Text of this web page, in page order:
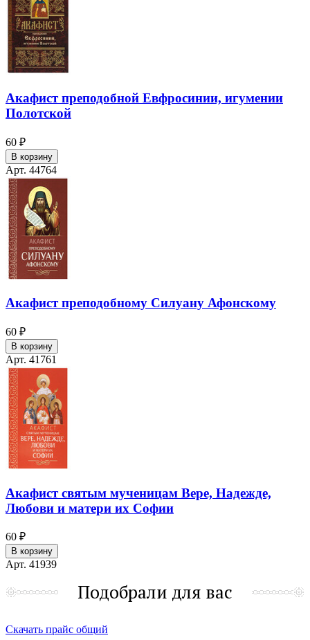
Акафист преподобной Евфросинии, игумении
Полотской
60 ₽
В корзину
Арт. 44764
Акафист преподобному Силуану Афонскому
60 ₽
В корзину
Арт. 41761
Акафист святым мученицам Вере, Надежде,
Любови и матери их Софии
60 ₽
В корзину
Арт. 41939
Подобрали для вас
Скачать прайс общий